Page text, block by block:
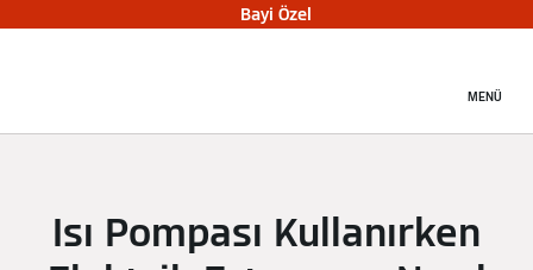
Bayi Özel
MENÜ
Isı Pompası Kullanırken